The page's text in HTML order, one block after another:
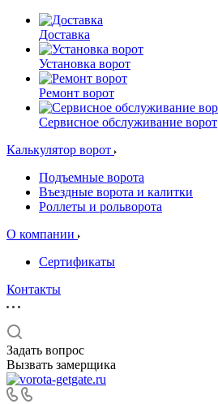
Доставка
Установка ворот
Ремонт ворот
Сервисное обслуживание ворот
Калькулятор ворот
Подъемные ворота
Въездные ворота и калитки
Роллеты и рольворота
О компании
Сертификаты
Контакты
Задать вопрос
Вызвать замерщика